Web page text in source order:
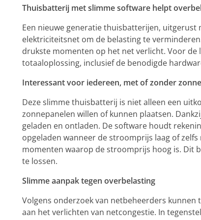
Thuisbatterij met slimme software helpt
Een nieuwe generatie thuisbatterijen,
elektriciteitsnet om de belasting te
drukste momenten op het net verlicht. Voor de
totaaloplossing, inclusief de benodigde
Interessant voor iedereen, met of zonder
Deze slimme thuisbatterij is niet alleen een
zonnepanelen willen of kunnen plaatsen.
geladen en ontladen. De software houdt
opgeladen wanneer de stroomprijs laag of
momenten waarop de stroomprijs hoog is. Dit
te lossen.
Slimme aanpak tegen overbelasting
Volgens onderzoek van netbeheerders
aan het verlichten van netcongestie. In